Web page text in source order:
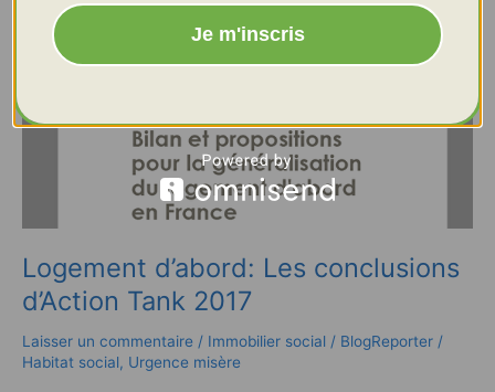
Logement d’abord: Les conclusions
d’Action Tank 2017
Laisser un commentaire / Immobilier social / BlogReporter /
Habitat social, Urgence misère
Logement
d’abord:
Tank
Je m'inscris